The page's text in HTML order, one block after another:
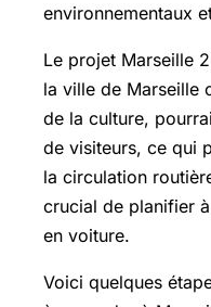
environnementaux
Le projet Marseille
la ville de Marseille
de la culture,
de visiteurs, ce qui
la circulation
crucial de planifier
en voiture.
Voici quelques